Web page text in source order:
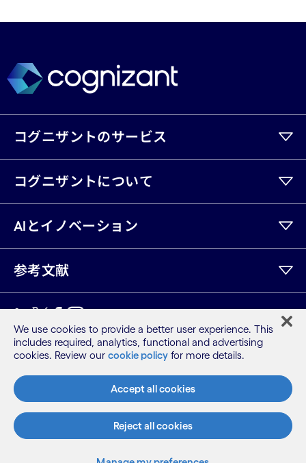
コグニザントのサービス
コグニザントについて
AIとイノベーション
参考文献
LinkedIn
Twitter
Facebook
Instagram
Youtube
サイトマップ
利用規約
プライバシーポリシー
Cookieポリシー
©2026 Cognizant, all rights reserved
We use cookies to provide a better user experience. This
includes required, analytics, functional and advertising
cookies. Review our cookie policy for more details.
Accept all cookies
Reject all cookies